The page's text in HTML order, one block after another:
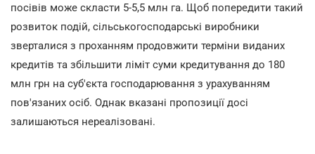
посівів може скласти 5-5,5 млн га. Щоб попередити такий
розвиток подій, сільськогосподарські виробники
зверталися з проханням продовжити терміни виданих
кредитів та збільшити ліміт суми кредитування до 180
млн грн на суб'єкта господарювання з урахуванням
пов'язаних осіб. Однак вказані пропозиції досі
залишаються нереалізовані.